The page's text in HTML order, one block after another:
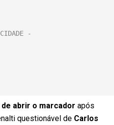
abrir o marcador após
questionável de Carlos